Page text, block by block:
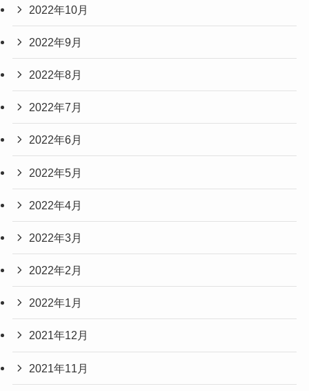
2022年10月
2022年9月
2022年8月
2022年7月
2022年6月
2022年5月
2022年4月
2022年3月
2022年2月
2022年1月
2021年12月
2021年11月